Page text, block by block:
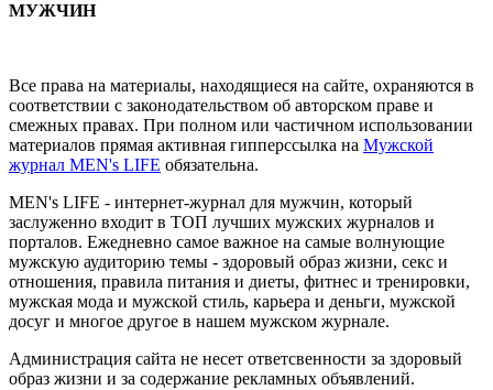
МУЖЧИН
Все права на материалы, находящиеся на сайте, охраняются в
соответствии с законодательством об авторском праве и
смежных правах. При полном или частичном использовании
материалов прямая активная гипперссылка на Мужской
журнал MEN's LIFE обязательна.
MEN's LIFE - интернет-журнал для мужчин, который
заслуженно входит в ТОП лучших мужских журналов и
порталов. Ежедневно самое важное на самые волнующие
мужскую аудиторию темы - здоровый образ жизни, секс и
отношения, правила питания и диеты, фитнес и тренировки,
мужская мода и мужской стиль, карьера и деньги, мужской
досуг и многое другое в нашем мужском журнале.
Администрация сайта не несет ответсвенности за здоровый
образ жизни и за содержание рекламных объявлений.